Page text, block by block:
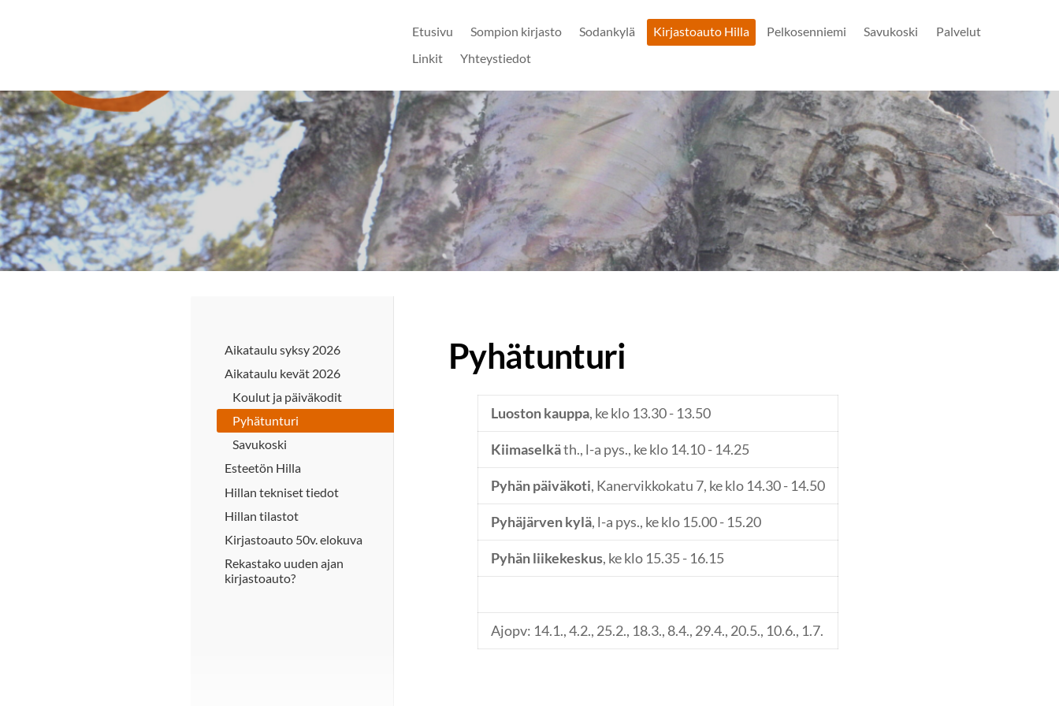
Etusivu Sompion kirjasto Sodankylä Kirjastoauto Hilla Pelkosenniemi Savukoski
Palvelut
Linkit
Yhteystiedot
Aikataulu syksy 2026
Aikataulu kevät 2026
Koulut ja päiväkodit
Pyhätunturi
Savukoski
Esteetön Hilla
Hillan tekniset tiedot
Hillan tilastot
Kirjastoauto 50v. elokuva
Rekastako uuden ajan
kirjastoauto?
Pyhätunturi
Luoston kauppa, ke klo 13.30 - 13.50
Kiimaselkäth., l-a pys., ke klo 14.10 - 14.25
Pyhän päiväkoti, Kanervikkokatu 7, ke klo 14.30 - 14.50
Pyhäjärven kylä, l-a pys., ke klo 15.00 - 15.20
Pyhän liikekeskus, ke klo 15.35 - 16.15
Ajopv: 14.1., 4.2., 25.2., 18.3., 8.4., 29.4., 20.5., 10.6., 1.7.